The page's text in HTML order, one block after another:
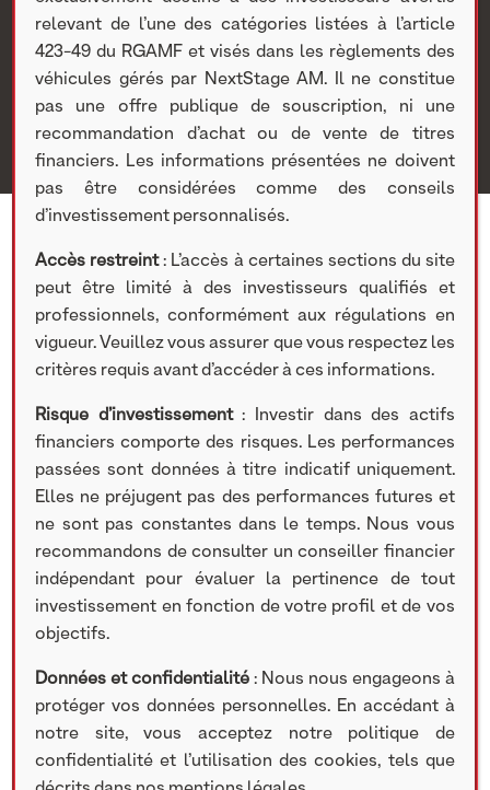
Nextstage AM> Actualités Nextstage AM >Nos
participations
> Investissements non cotés Actualités
Intervention de Grégoire Sentilhes à Patrimonia
ACTUALITÉS
28 SEPTEMBRE 2023
Grégoire Sentilhes, Président de NextStage AM,
de Patrimonia :
➡️ Unités de compte et private equity : La
nouvelle frontière des épargnants français
📅 26 septembre de 12h15 à 13h
relevant de l’une des catégories listées à l’article
423-49 du RGAMF et visés dans les règlements des
véhicules gérés par NextStage AM. Il ne constitue
pas une offre publique de souscription, ni une
recommandation d’achat ou de vente de titres
financiers. Les informations présentées ne doivent
pas être considérées comme des conseils
d’investissement personnalisés.
Accès restreint: L’accès à certaines sections du site
peut être limité à des investisseurs qualifiés et
professionnels, conformément aux régulations en
vigueur. Veuillez vous assurer que vous respectez les
critères requis avant d’accéder à ces informations.
Risque d’investissement: Investir dans des actifs
financiers comporte des risques. Les performances
passées sont données à titre indicatif uniquement.
Elles ne préjugent pas des performances futures et
ne sont pas constantes dans le temps. Nous vous
recommandons de consulter un conseiller financier
indépendant pour évaluer la pertinence de tout
investissement en fonction de votre profil et de vos
objectifs.
Données et confidentialité : Nous nous engageons à
protéger vos données personnelles. En accédant à
notre site, vous acceptez notre politique de
confidentialité et l’utilisation des cookies, tels que